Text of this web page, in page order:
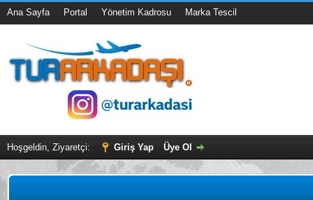
Ana Sayfa Portal Yönetim Kadrosu Marka Tescil
Hoşgeldin, Ziyaretçi: Giriş Yap Üye Ol